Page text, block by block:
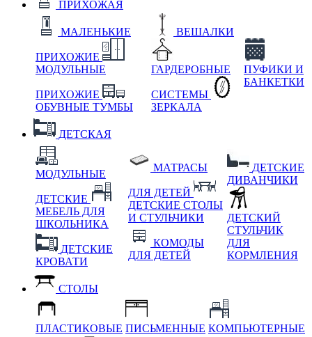
ПРИХОЖАЯ
МАЛЕНЬКИЕ
ПРИХОЖИЕ
МОДУЛЬНЫЕ
ПРИХОЖИЕ
ОБУВНЫЕ ТУМБЫ
ВЕШАЛКИ
ГАРДЕРОБНЫЕ
СИСТЕМЫ
ЗЕРКАЛА
ПУФИКИ И
БАНКЕТКИ
ДЕТСКАЯ
МОДУЛЬНЫЕ
ДЕТСКИЕ
МЕБЕЛЬ ДЛЯ
ШКОЛЬНИКА
ДЕТСКИЕ
КРОВАТИ
МАТРАСЫ
ДЛЯ ДЕТЕЙ
ДЕТСКИЕ СТОЛЫ
И СТУЛЬЧИКИ
КОМОДЫ
ДЛЯ ДЕТЕЙ
ДЕТСКИЕ
ДИВАНЧИКИ
ДЕТСКИЙ
СТУЛЬЧИК
ДЛЯ
КОРМЛЕНИЯ
СТОЛЫ
ПЛАСТИКОВЫЕ ПИСЬМЕННЫЕ КОМПЬЮТЕРНЫЕ